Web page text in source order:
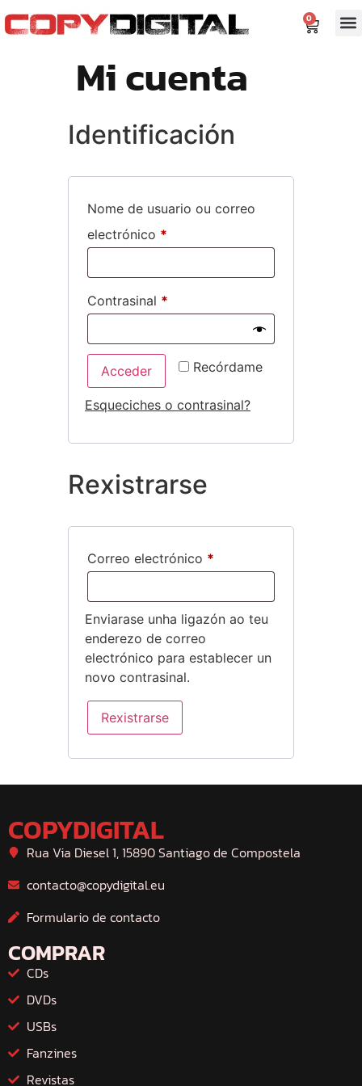
contido
0
Mi cuenta
Identificación
Nome de usuario ou correo
electrónico *
Contrasinal *
Recórdame
Acceder
Esqueciches o contrasinal?
Rexistrarse
Correo electrónico *
Enviarase unha ligazón ao teu
enderezo de correo
electrónico para establecer un
novo contrasinal.
Rexistrarse
COPYDIGITAL
Rua Via Diesel 1, 15890 Santiago de Compostela
contacto@copydigital.eu
Formulario de contacto
COMPRAR
CDs
DVDs
USBs
Fanzines
Revistas